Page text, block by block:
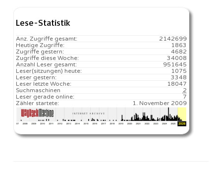
Lese-Statistik
2142699
Anz. Zugriffe gesamt:
1863
Heutige Zugriffe:
4682
Zugriffe gestern:
34008
Zugriffe diese Woche:
951645
Anzahl Leser gesamt:
1075️
Leser(sitzungen) heute:
3348
Leser gestern:
18047️
Leser letzte Woche:
2
Suchmaschinen
7
Leser gerade online:
1. November 2009
Zähler startete: